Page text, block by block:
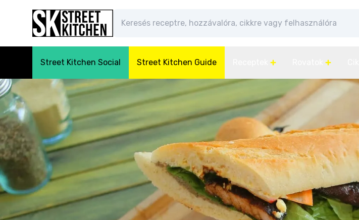
Street Kitchen Social Street Kitchen Guide